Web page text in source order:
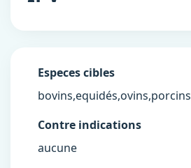
Especes cibles
bovins,equidés,ovins,porcins
Contre indications
aucune